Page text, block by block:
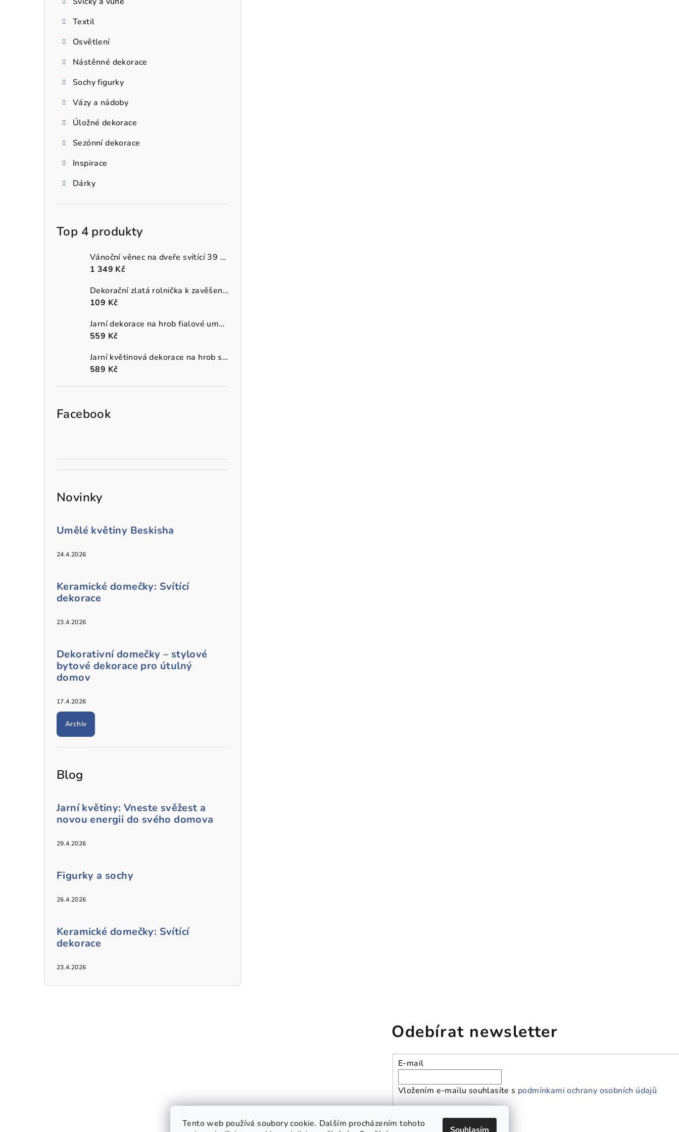
Tento web používá soubory cookie. Dalším procházením tohoto
Textil
Osvětlení
Nástěnné dekorace
Sochy figurky
Vázy a nádoby
Úložné dekorace
Sezónní dekorace
Inspirace
Dárky
Top 4 produkty
Vánoční věnec na dveře svítící 39 cm
1 349 Kč
Dekorační zlatá rolnička k zavěšení 10 cm
109 Kč
Jarní dekorace na hrob fialové umělé macešky v šedém truhlíku
559 Kč
Jarní květinová dekorace na hrob s oranžovými maceškami
589 Kč
Facebook
Novinky
Umělé květiny Beskisha
24.4.2026
Keramické domečky: Svítící
dekorace
23.4.2026
Dekorativní domečky – stylové
bytové dekorace pro útulný
domov
17.4.2026
Archiv
Blog
Jarní květiny: Vneste svěžest a
novou energii do svého domova
29.4.2026
Figurky a sochy
26.4.2026
Keramické domečky: Svítící
dekorace
23.4.2026
Odebírat newsletter
E-mail
Vložením e-mailu souhlasíte s podmínkami ochrany osobních údajů
Přihlásit se